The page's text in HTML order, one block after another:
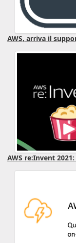
AWS, arriva il
AWS re:Invent